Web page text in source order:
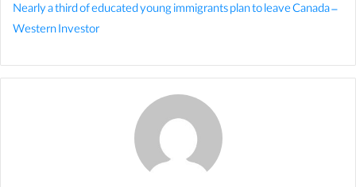
Nearly a third of educated young immigrants plan to leave Canada –
Western Investor